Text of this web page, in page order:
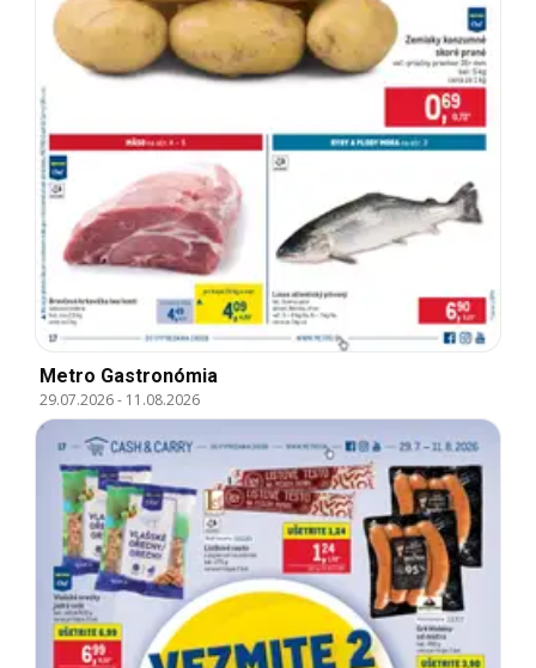
Metro Gastronómia
29.07.2026- 11.08.2026